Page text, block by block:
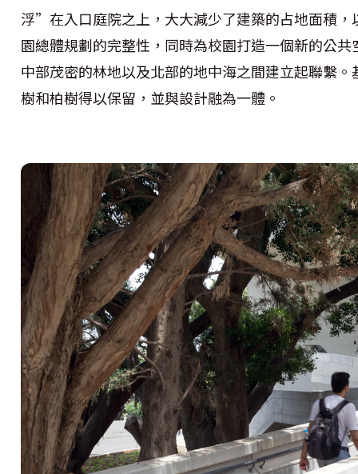
浮”在入口庭院之上，大大減少了建築的占地面積
園總體規劃的完整性，同時為校園打造一個新的公
中部茂密的林地以及北部的地中海之間建立起聯繫
樹和柏樹得以保留，並與設計融為一體。